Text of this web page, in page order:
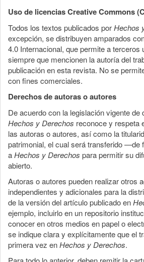
Uso de licencias Creative Commons
Todos los textos publicados porHechos
excepción, se distribuyen amparados
4.0 Internacional, que permite a terceros
siempre que mencionen la autoría del
publicación en esta revista. No se
con fines comerciales.
Derechos de autoras o autores
De acuerdo con la legislación vigente de
Hechos y Derechos reconoce y respeta
las autoras o autores, así como la
patrimonial, el cual será transferido
aHechos y Derechos para permitir su
abierto.
Autoras o autores pueden realizar otros
independientes y adicionales para la
de la versión del artículo publicado en
ejemplo, incluirlo en un repositorio
conocer en otros medios en papel o
se indique clara y explícitamente que el
primera vez enHechos y Derechos.